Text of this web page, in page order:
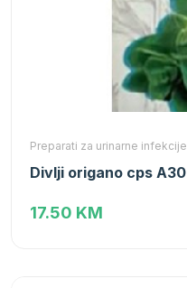
Preparati za urinarne infekcije
Divlji origano cps A30
17.50 KM